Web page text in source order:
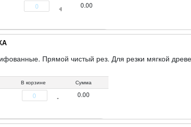
0.00
Прямой чистый рез. Для резки мягкой
Упаковка: пакет с подвесом.
В корзине Сумма
0.00